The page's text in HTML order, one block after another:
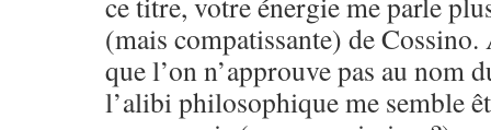
(mais compatissante) de Cossino.
que l’on n’approuve pas au nom
l’alibi philosophique me semble